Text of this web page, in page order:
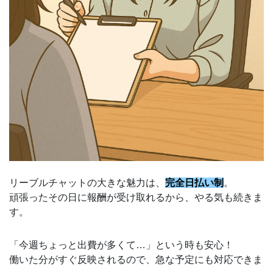
リーブルチャットの大きな魅力は、 完全日払い制 。
頑張ったその日に報酬が受け取れるから、やる気も続きま
す。
「今週ちょっと出費が多くて…」という時も安心！
働いた分がすぐ反映されるので、急な予定にも対応できま